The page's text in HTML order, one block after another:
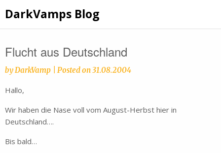
to
content
DarkVamps Blog
Flucht aus Deutschland
byDarkVamp Posted on31.08.2004
Hallo,
Wir haben die Nase voll vom August-Herbst hier in
Deutschland….
Bis bald…